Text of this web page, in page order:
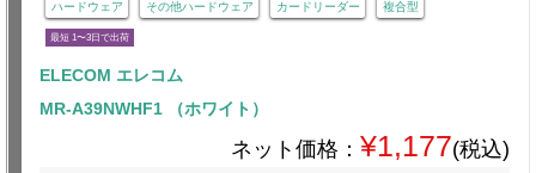
ハードウェア その他ハードウェア カードリーダー 複合型
最短 1〜3日で出荷
ELECOM エレコム
MR-A39NWHF1 （ホワイト）
ネット価格： ¥1,177(税込)